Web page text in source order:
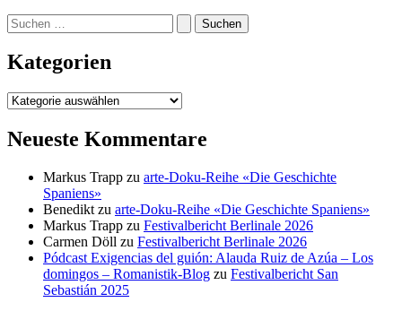
Suchen
nach:
Kategorien
Kategorien
Neueste Kommentare
Markus Trapp zu arte-Doku-Reihe «Die Geschichte
Spaniens»
Benedikt zu arte-Doku-Reihe «Die Geschichte Spaniens»
Markus Trapp zu Festivalbericht Berlinale 2026
Carmen Döll zu Festivalbericht Berlinale 2026
Pódcast Exigencias del guión: Alauda Ruiz de Azúa – Los
domingos – Romanistik-Blog zu Festivalbericht San
Sebastián 2025